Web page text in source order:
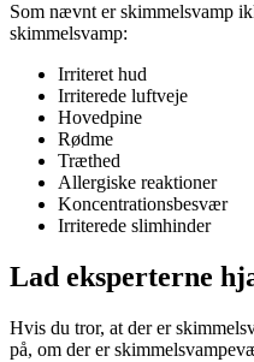
Som nævnt er skimmelsvamp
skimmelsvamp:
Irriteret hud
Irriterede luftveje
Hovedpine
Rødme
Træthed
Allergiske reaktioner
Koncentrationsbesvær
Irriterede slimhinder
Lad eksperterne
Hvis du tror, at der er
på, om der er